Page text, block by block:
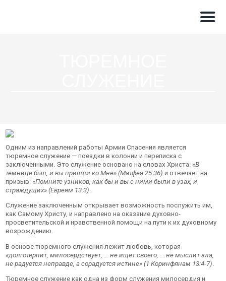
Одним из направлений работы Армии Спасения является
тюремное служение — поездки в колонии и переписка с
заключенными. Это служение основано на словах Христа:«В
темнице был, и вы пришли ко Мне» (Матфея 25:36) и отвечает на
призыв:«Помните узников, как бы и вы с ними были в узах, и
страждущих» (Евреям 13:3)
Служение заключенным открывает возможность послужить им,
как Самому Христу, и направлено на оказание духовно-
просветительской и нравственной помощи на пути к их духовному
возрождению.
В основе тюремного служения лежит любовь, которая
«долготерпит, милосердствует, … не ищет своего, … не мыслит зла,
не радуется неправде, а сорадуется истине» (1 Коринфянам 13:4-7)
Тюремное служение как одна из форм служения милосердия и